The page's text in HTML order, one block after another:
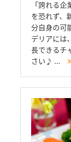
「誇れる
を恐れず、
分自身の可
デリアには
長できるチ
さい♪ ...